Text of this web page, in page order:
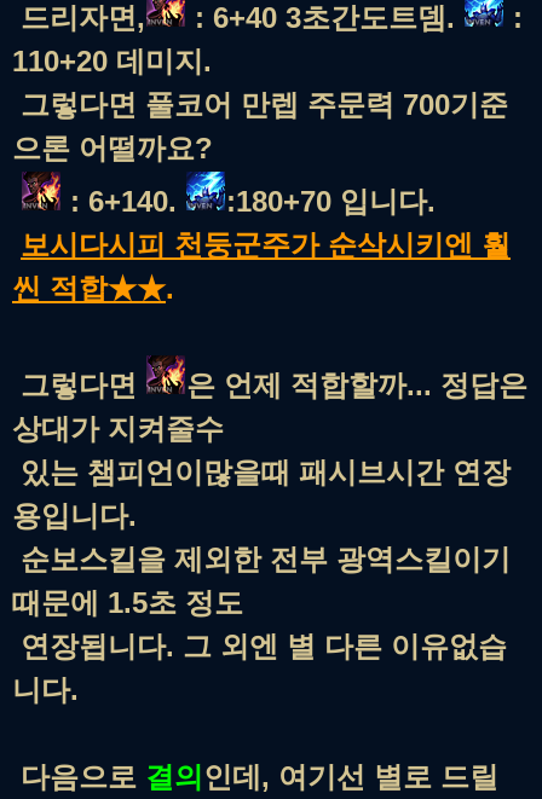
드리자면,
: 6+40 3초간도트뎀.
:
110+20 데미지.
그렇다면 풀코어 만렙 주문력 700기준
으론 어떨까요?
: 6+140.
:180+70 입니다.
보시다시피 천둥군주가 순삭시키엔 훨
씬 적합★★.
그렇다면
은 언제 적합할까... 정답은
상대가 지켜줄수
있는 챔피언이많을때 패시브시간 연장
용입니다.
순보스킬을 제외한 전부 광역스킬이기
때문에 1.5초 정도
연장됩니다. 그 외엔 별 다른 이유없습
니다.
다음으로 결의 인데, 여기선 별로 드릴